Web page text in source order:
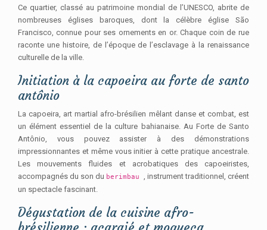
Ce quartier, classé au patrimoine mondial de l’UNESCO, abrite de
nombreuses églises baroques, dont la célèbre église São
Francisco, connue pour ses ornements en or. Chaque coin de rue
raconte une histoire, de l’époque de l’esclavage à la renaissance
culturelle de la ville.
Initiation à la capoeira au forte de santo
antônio
La capoeira, art martial afro-brésilien mêlant danse et combat, est
un élément essentiel de la culture bahianaise. Au Forte de Santo
Antônio, vous pouvez assister à des démonstrations
impressionnantes et même vous initier à cette pratique ancestrale.
Les mouvements fluides et acrobatiques des capoeiristes,
accompagnés du son du berimbau , instrument traditionnel, créent
un spectacle fascinant.
Dégustation de la cuisine afro-